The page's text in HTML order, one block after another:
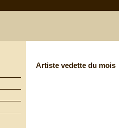
Artiste vedette du mois